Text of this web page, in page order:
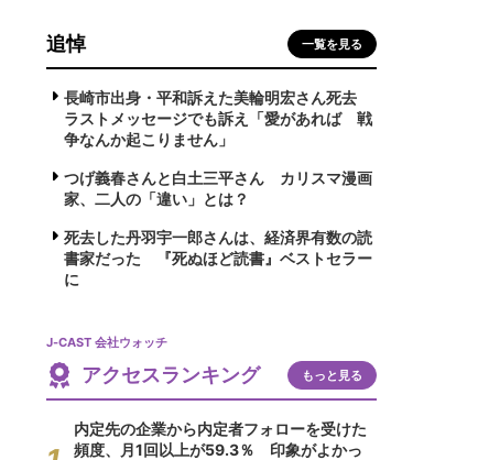
追悼 一覧を見る
長崎市出身・平和訴えた美輪明宏さん死去
ラストメッセージでも訴え「愛があれば 戦
争なんか起こりません」
つげ義春さんと白土三平さん カリスマ漫画
家、二人の「違い」とは？
死去した丹羽宇一郎さんは、経済界有数の読
書家だった 『死ぬほど読書』ベストセラー
に
J-CAST 会社ウォッチ
アクセスランキング もっと見る
内定先の企業から内定者フォローを受けた
頻度、月1回以上が59.3％ 印象がよかっ